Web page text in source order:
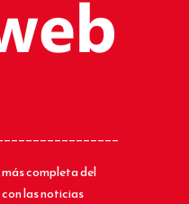
completa del
las noticias